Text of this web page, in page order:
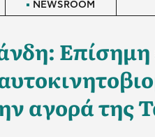
NEWSROOM
Επίσημη
αγορά της